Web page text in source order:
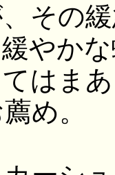
その
やか
はま
め。